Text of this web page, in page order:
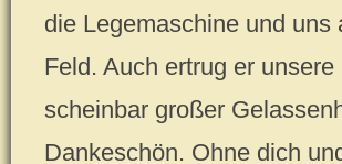
die Legemaschine und
Feld. Auch ertrug er
scheinbar großer
Dankeschön. Ohne dich